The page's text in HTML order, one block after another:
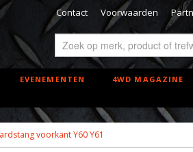
Contact Voorwaarden
EVENEMENTEN 4WD MAGAZINE
voorkant Y60 Y61